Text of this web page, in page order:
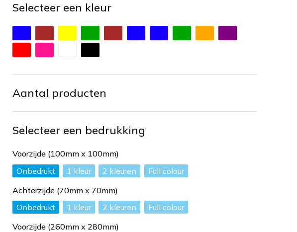
Selecteer een kleur
Aantal producten
Selecteer een bedrukking
Voorzijde (100mm x 100mm)
Onbedrukt
1 2
Full colour
Achterzijde (70mm x 70mm)
Onbedrukt
1 2
Full colour
Voorzijde (260mm x 280mm)